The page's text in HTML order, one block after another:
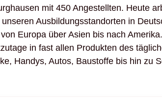
mit 450 Angestellten. Heute
Ausbildungsstandorten in
Europa über Asien bis nach Amerika.
in fast allen Produkten des
Handys, Autos, Baustoffe bis hin zu